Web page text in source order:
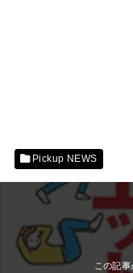
Pickup NEWS